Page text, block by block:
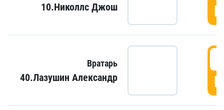
10.Николлс Джош
Вратарь
40.Лазушин Александр